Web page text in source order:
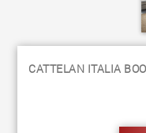
CATTELAN ITALIA